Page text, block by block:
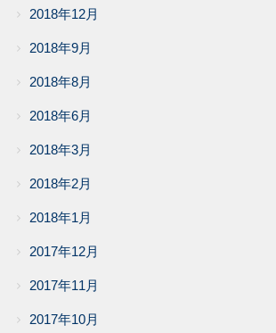
2018年12月
2018年9月
2018年8月
2018年6月
2018年3月
2018年2月
2018年1月
2017年12月
2017年11月
2017年10月